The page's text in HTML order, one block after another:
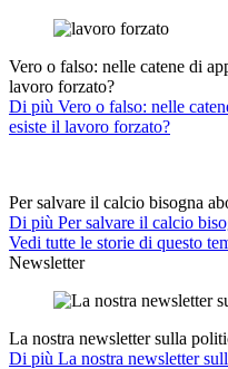
Vero o falso: nelle catene di
lavoro forzato?
Di più Vero o falso: nelle
esiste il lavoro forzato?
Per salvare il calcio bisogna
Di più Per salvare il calcio
Vedi tutte le storie di questo
Newsletter
La nostra newsletter sulla
Di più La nostra newsletter